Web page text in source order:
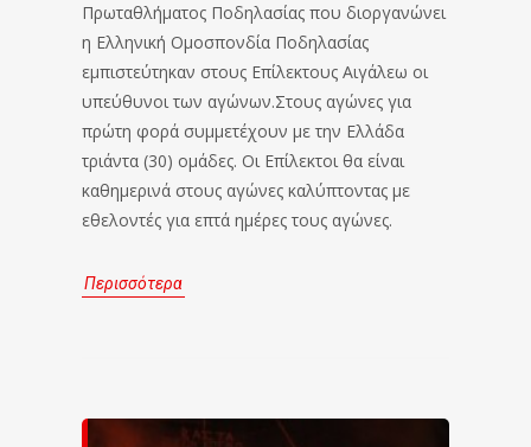
Πρωταθλήματος Ποδηλασίας που διοργανώνει
η Ελληνική Ομοσπονδία Ποδηλασίας
εμπιστεύτηκαν στους Επίλεκτους Αιγάλεω οι
υπεύθυνοι των αγώνων.Στους αγώνες για
πρώτη φορά συμμετέχουν με την Ελλάδα
τριάντα (30) ομάδες. Οι Επίλεκτοι θα είναι
καθημερινά στους αγώνες καλύπτοντας με
εθελοντές για επτά ημέρες τους αγώνες.
Περισσότερα